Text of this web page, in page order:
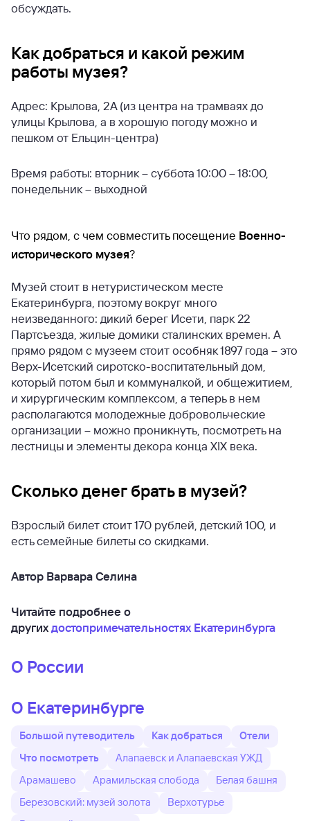
обсуждать.
Как добраться и какой режим
работы музея?
Адрес: Крылова, 2А (из центра на трамваях до
улицы Крылова, а в хорошую погоду можно и
пешком от Ельцин-центра)
Время работы: вторник – суббота 10:00 – 18:00,
понедельник – выходной
Что рядом, с чем совместить посещение Военно-
исторического музея?
Музей стоит в нетуристическом месте
Екатеринбурга, поэтому вокруг много
неизведанного: дикий берег Исети, парк 22
Партсъезда, жилые домики сталинских времен. А
прямо рядом с музеем стоит особняк 1897 года – это
Верх-Исетский сиротско-воспитательный дом,
который потом был и коммуналкой, и общежитием,
и хирургическим комплексом, а теперь в нем
располагаются молодежные добровольческие
организации – можно проникнуть, посмотреть на
лестницы и элементы декора конца XIX века.
Сколько денег брать в музей?
Взрослый билет стоит 170 рублей, детский 100, и
есть семейные билеты со скидками.
Автор Варвара Селина
Читайте подробнее о
другихдостопримечательностях Екатеринбурга
О России
О Екатеринбурге
Большой путеводитель Как добраться
Отели
Что посмотреть
Алапаевск и Алапаевская УЖД
Арамашево
Арамильская слобода
Белая башня
Березовский: музей золота
Верхотурье